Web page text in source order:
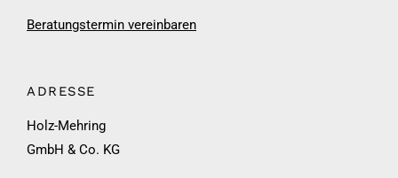
Beratungstermin vereinbaren
ADRESSE
Holz-Mehring
GmbH & Co. KG